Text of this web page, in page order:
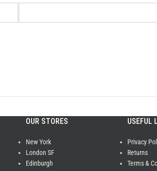
OUR STORES
New York
London SF
Edinburgh
USEFUL
Privacy
Returns
Terms &